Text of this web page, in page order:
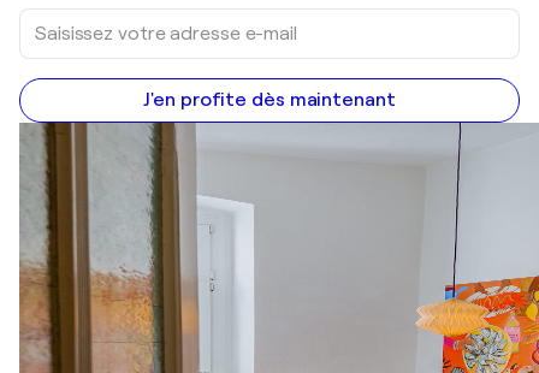
J'en profite dès maintenant